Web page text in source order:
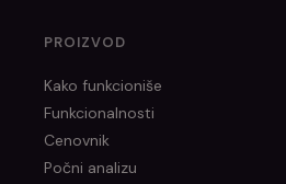
PROIZVOD
Kako funkcioniše
Funkcionalnosti
Cenovnik
Počni analizu